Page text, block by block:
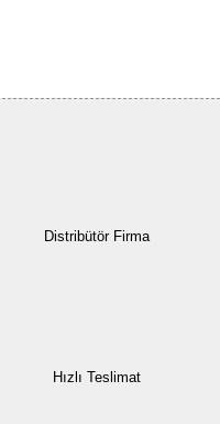
Distribütör Firma
Hızlı Teslimat